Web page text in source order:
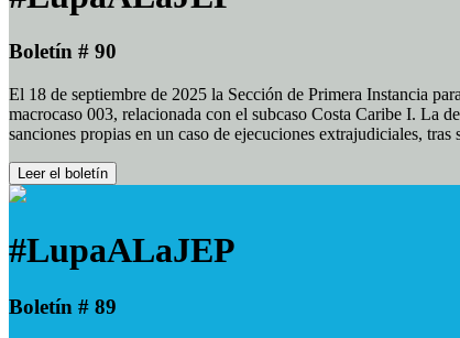
Boletín # 90
El 18 de septiembre de 2025 la Sección de Primera Instancia
macrocaso 003, relacionada con el subcaso Costa Caribe I. La
sanciones propias en un caso de ejecuciones extrajudiciales,
Leer el boletín
#LupaALaJEP
Boletín # 89